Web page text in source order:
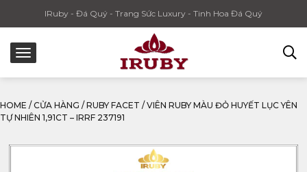
IRuby - Đá Quý - Trang Sức Luxury - Tinh Hoa Đá Quý
HOME / CỬA HÀNG / RUBY FACET / VIÊN RUBY MÀU ĐỎ HUYẾT LỤC YÊN
TỰ NHIÊN 1,91CT – IRRF 237191